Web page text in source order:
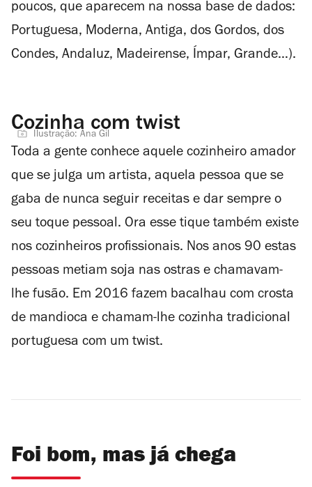
poucos, que aparecem na nossa base de dados:
Portuguesa, Moderna, Antiga, dos Gordos, dos
Condes, Andaluz, Madeirense, Ímpar, Grande…).
Cozinha com twist
Ilustração: Ana Gil
Toda a gente conhece aquele cozinheiro amador
que se julga um artista, aquela pessoa que se
gaba de nunca seguir receitas e dar sempre o
seu toque pessoal. Ora esse tique também existe
nos cozinheiros profissionais. Nos anos 90 estas
pessoas metiam soja nas ostras e chamavam-
lhe fusão. Em 2016 fazem bacalhau com crosta
de mandioca e chamam-lhe cozinha tradicional
portuguesa com um twist.
Foi bom, mas já chega